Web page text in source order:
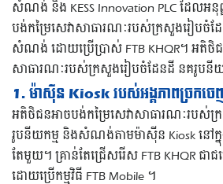
សំណង់ និង KESS Innovation PLC ដែលអនុ
បង់កម្រៃសេវាសាធារណៈរបស់ក្រសួងរៀបចំដ
សំណង់ ដោយប្រើប្រាស់ FTB KHQR។ អតិថិជ
សាធារណៈរបស់ក្រសួងរៀបចំដែនដី នគរូប
1. ម៉ាស៊ីន Kiosk របស់អង្គភាពច្រកច
អតិថិជនអាចបង់កម្រៃសេវាសាធារណៈរបស់
រូបនីយកម្ម និងសំណង់តាមម៉ាស៊ីន Kiosk នៅក្
តែមួយ។ គ្រាន់តែជ្រើសរើស FTB KHQR ជា
ដោយប្រើកម្មវិធី FTB Mobile ។